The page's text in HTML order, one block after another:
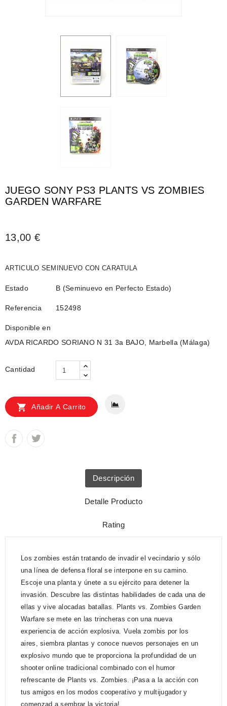
JUEGO SONY PS3 PLANTS VS ZOMBIES
GARDEN WARFARE
13,00 €
ARTICULO SEMINUEVO CON CARATULA
Estado B (Seminuevo en Perfecto Estado)
Referencia 152498
Disponible en
AVDA RICARDO SORIANO N 31 3a BAJO, Marbella (Málaga)
Cantidad
 Añadir A Carrito
Descripción
Detalle Producto
Rating
Los zombies están tratando de invadir el vecindario y sólo
una línea de defensa floral se interpone en su camino.
Escoje una planta y únete a su ejército para detener la
invasión. Descubre las distintas habilidades de cada una de
ellas y vive alocadas batallas. Plants vs. Zombies Garden
Warfare se mete en las trincheras con una nueva
experiencia de acción explosiva. Vuela zombis por los
aires, siembra plantas y conoce nuevos personajes en un
explosivo mundo que te proporciona la profundidad de un
shooter online tradicional combinado con el humor
refrescante de Plants vs. Zombies. ¡Pasa a la acción con
tus amigos en los modos cooperativo y multijugador y
comenzad a sembrar la victoria!